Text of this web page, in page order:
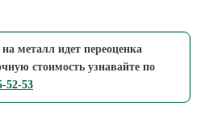
металл идет переоценка
стоимость узнавайте по
52-53